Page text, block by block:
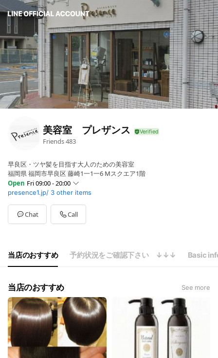
美容室 プレザンス
Friends483
早良区・ツヤ髪を目指す大人のための美容室
福岡県 福岡市早良区 藤崎1一1一6 Mスクエア1階
Open Fri 09:00 - 20:00
Sun09:00 - 20:00
MonClosed
Tue09:00 - 20:00
Wed09:00 - 20:00
Sat09:00 - 20:00
朝9時～夜20時までLINE・メール・電話にて問合せ受付中
presence1.jp/ 3 other items
Chat Call
当店のおすすめ 予約状況をご確認下さい ↓↓↓ Basic
当店のおすすめ See more